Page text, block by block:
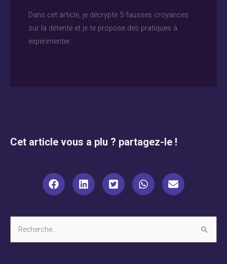
Dans cet article, je décrypte 5 fausses croyances
sur la détente et je te propose des pratiques à
expérimenter.
Cet article vous a plu ? partagez-le !